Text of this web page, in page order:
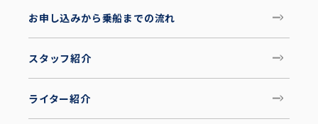
お申し込みから乗船までの流れ
スタッフ紹介
ライター紹介